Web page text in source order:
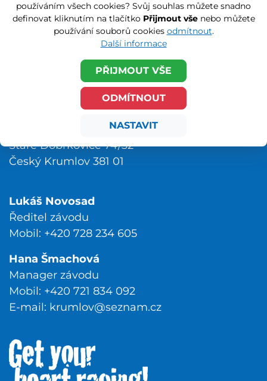
používáním všech cookies? Svůj souhlas můžete snadno
definovat kliknutím na tlačítko Přijmout všenebo můžete
používání souborů cookies odmítnout.
Další informace
PŘIJMOUT VŠE
ODMÍTNOUT
NASTAVIT
KVM Český Krumlov z. s.
Staré Dobrkovice 74/32
Český Krumlov 381 01
Lukáš Novosad
Ředitel závodu
Mobil: +420 728 234 605
Hana Šmachová
Manager závodu
Mobil: +420 721 834 092
E-mail: krumlov@seznam.cz